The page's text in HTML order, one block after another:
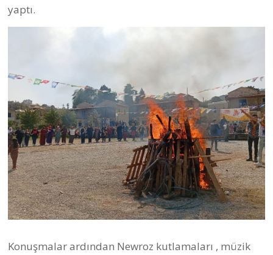
yaptı.
Konuşmalar ardından Newroz kutlamaları , müzik